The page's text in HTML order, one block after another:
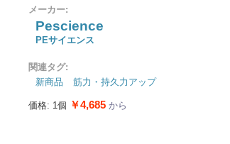
メーカー:
Pescience
PEサイエンス
関連タグ:
新商品
筋力・持久力アップ
価格: 1個 ￥4,685 から